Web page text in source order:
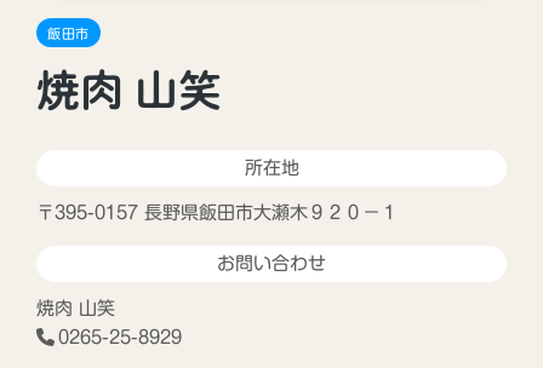
飯田市
焼肉 山笑
所在地
〒395-0157 長野県飯田市大瀬木９２０−１
お問い合わせ
焼肉 山笑
0265-25-8929